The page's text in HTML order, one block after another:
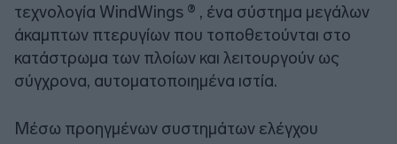
τεχνολογία WindWings ® , ένα σύστημα μεγάλων
άκαμπτων πτερυγίων που τοποθετούνται στο
κατάστρωμα των πλοίων και λειτουργούν ως
σύγχρονα, αυτοματοποιημένα ιστία.
Μέσω προηγμένων συστημάτων ελέγχου